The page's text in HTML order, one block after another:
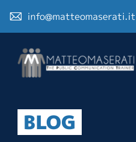
info@matteomaserati.it
BLOG